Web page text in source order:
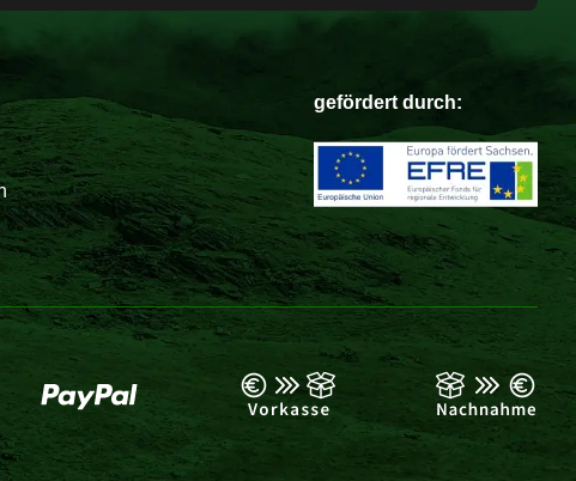
gefördert durch: